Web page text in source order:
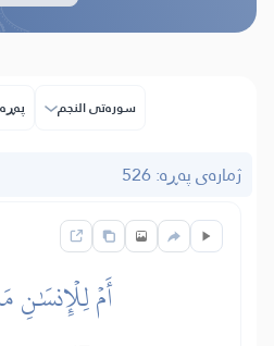
سوره‌تی النجم پەڕە
ژمارەی پەڕە: 526
أَمۡ لِلۡإِنسَٰنِ